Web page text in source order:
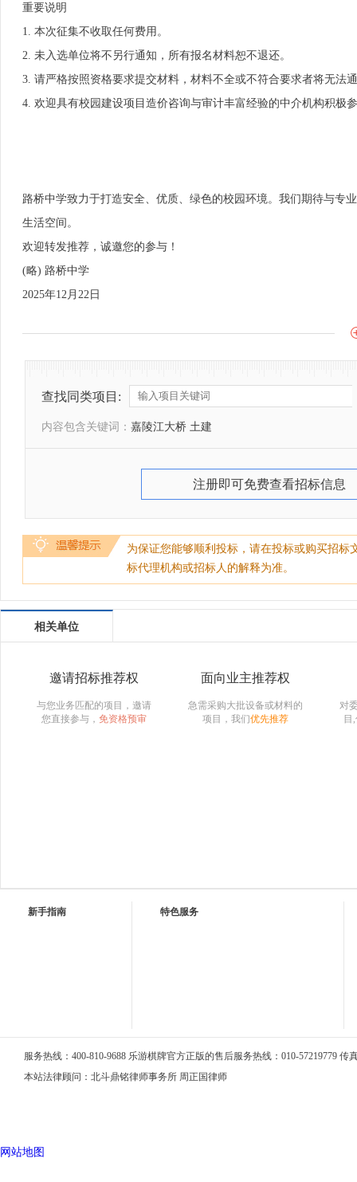
重要说明
1. 本次征集不收取任何费用。
2. 未入选单位将不另行通知，所有报名材料恕不退还。
3. 请严格按照资格要求提交材料，材料不全或不符合要求者将无法
4. 欢迎具有校园建设项目造价咨询与审计丰富经验的中介机构积极
路桥中学致力于打造安全、优质、绿色的校园环境。我们期待与专
生活空间。
欢迎转发推荐，诚邀您的参与！
(略) 路桥中学
2025年12月22日
查找同类项目:
内容包含关键词： 嘉陵江大桥 土建
注册即可免费查看招标信息
为保证您能够顺利投标，请在投标或购买招
标代理机构或招标人的解释为准。
相关单位
邀请招标推荐权
与您业务匹配的项目，邀请
您直接参与， 免资格预审
面向业主推荐权
急需采购大批设备或材料的
项目，我们优先推荐
对
目
新手指南 特色服务
服务热线：400-810-9688 乐游棋牌官方正版的售后服务热线：010-57219779 传
本站法律顾问：北斗鼎铭律师事务所 周正国律师
网站地图